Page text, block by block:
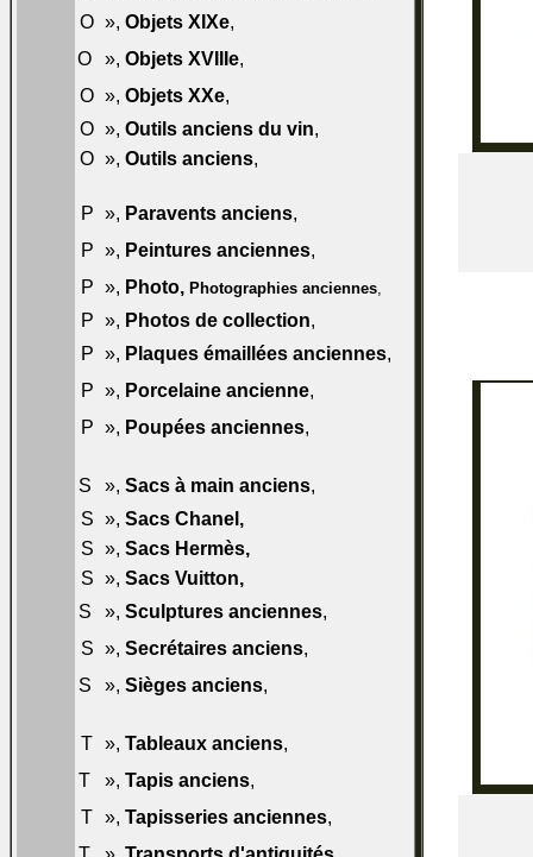
O », Objets XIXe,
O », Objets XVIIIe,
O », Objets XXe,
O », Outils anciens du vin,
O », Outils anciens,
P », Paravents anciens,
P », Peintures anciennes,
P », Photo, Photographies anciennes,
P », Photos de collection,
P », Plaques émaillées anciennes,
P », Porcelaine ancienne,
P », Poupées anciennes,
S », Sacs à main anciens,
S », Sacs Chanel ,
S », Sacs Hermès,
S », Sacs Vuitton,
S », Sculptures anciennes,
S », Secrétaires anciens,
S », Sièges anciens,
T », Tableaux anciens,
T », Tapis anciens,
T », Tapisseries anciennes,